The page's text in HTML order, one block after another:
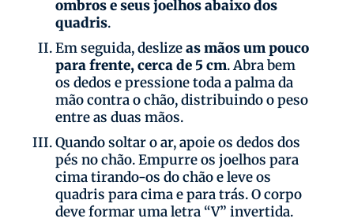
ombros e seus joelhos abaixo dos
quadris.
Em seguida, deslizeas mãos um pouco
para frente, cerca de 5 cm. Abra bem
os dedos e pressione toda a palma da
mão contra o chão, distribuindo o peso
entre as duas mãos.
Quando soltar o ar, apoie os dedos dos
pés no chão. Empurre os joelhos para
cima tirando-os do chão e leve os
quadris para cima e para trás. O corpo
deve formar uma letra “V” invertida.